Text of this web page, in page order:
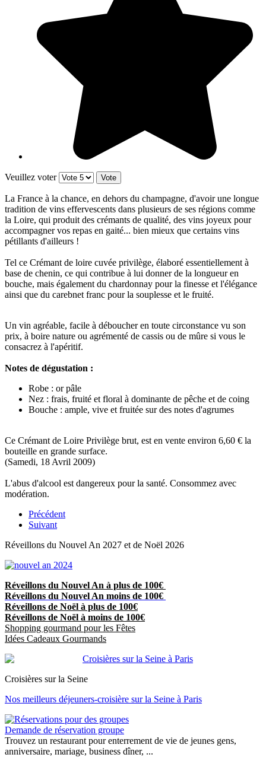
Veuillez voter
La France à la chance, en dehors du champagne, d'avoir une longue
tradition de vins effervescents dans plusieurs de ses régions comme
la Loire, qui produit des crémants de qualité, des vins joyeux pour
accompagner vos repas en gaité... bien mieux que certains vins
pétillants d'ailleurs !
Tel ce Crémant de loire cuvée privilège, élaboré essentiellement à
base de chenin, ce qui contribue à lui donner de la longueur en
bouche, mais également du chardonnay pour la finesse et l'élégance
ainsi que du carebnet franc pour la souplesse et le fruité.
Un vin agréable, facile à déboucher en toute circonstance vu son
prix, à boire nature ou agrémenté de cassis ou de mûre si vous le
consacrez à l'apéritif.
Notes de dégustation :
Robe : or pâle
Nez : frais, fruité et floral à dominante de pêche et de coing
Bouche : ample, vive et fruitée sur des notes d'agrumes
Ce Crémant de Loire Privilège brut, est en vente environ 6,60 € la
bouteille en grande surface.
(Samedi, 18 Avril 2009)
L'abus d'alcool est dangereux pour la santé. Consommez avec
modération.
Précédent
Suivant
Réveillons du Nouvel An 2027 et de Noël 2026
Réveillons du Nouvel An à plus de 100€
Réveillons du Nouvel An moins de 100€
Réveillons de Noël à plus de 100€
Réveillons de Noël à moins de 100€
Shopping gourmand pour les Fêtes
Idées Cadeaux Gourmands
Croisières sur la Seine
Nos meilleurs déjeuners-croisière sur la Seine à Paris
Demande de réservation groupe
Trouvez un restaurant pour enterrement de vie de jeunes gens,
anniversaire, mariage, business dîner, ...